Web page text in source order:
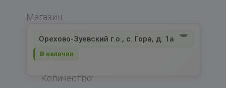
Магазин:
Орехово-Зуевский г.о., с. Гора, д. 1а
В наличии
Количество: